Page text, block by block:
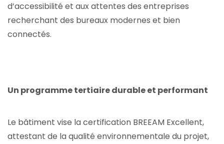
d’accessibilité et aux attentes des entreprises
recherchant des bureaux modernes et bien
connectés.
Un programme tertiaire durable et performant
Le bâtiment vise la certification BREEAM Excellent,
attestant de la qualité environnementale du projet,